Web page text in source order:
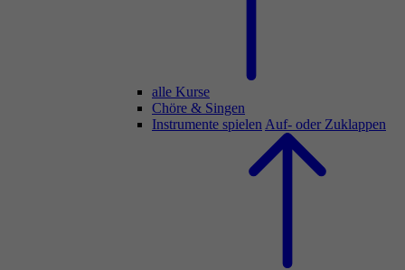
alle Kurse
Chöre & Singen
Instrumente spielen Auf- oder Zuklappen